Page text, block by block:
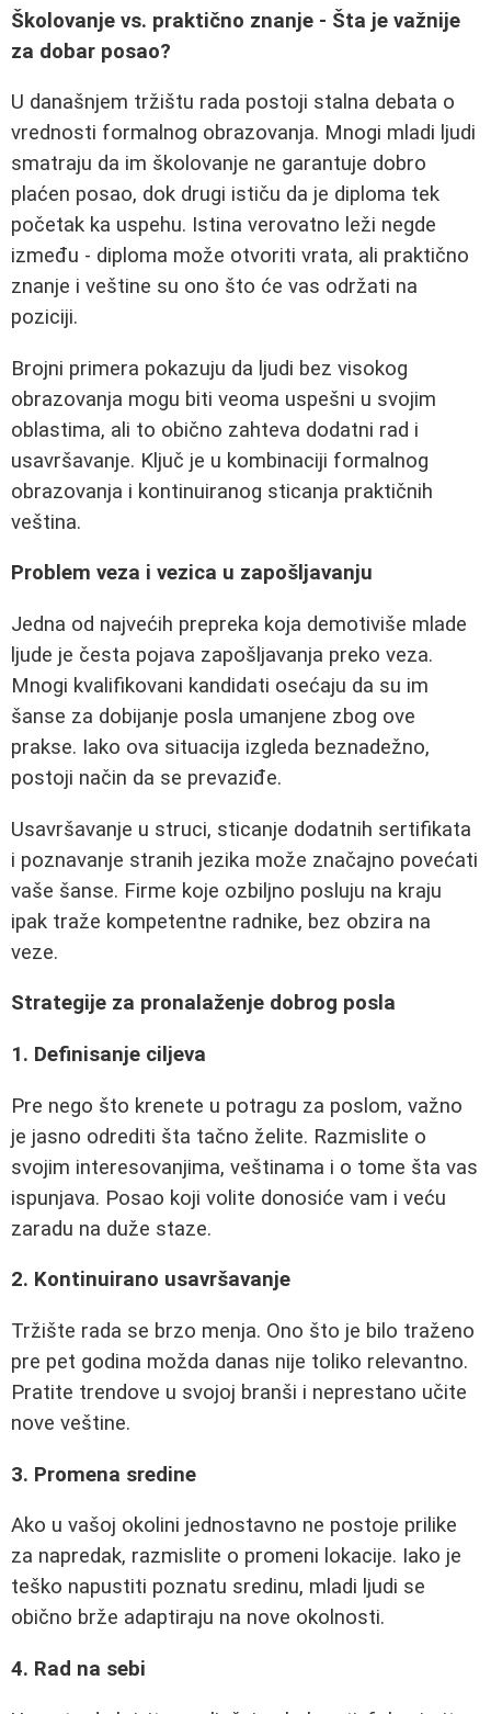
Školovanje vs. praktično znanje - Šta je važnije
za dobar posao?
U današnjem tržištu rada postoji stalna debata o
vrednosti formalnog obrazovanja. Mnogi mladi ljudi
smatraju da im školovanje ne garantuje dobro
plaćen posao, dok drugi ističu da je diploma tek
početak ka uspehu. Istina verovatno leži negde
između - diploma može otvoriti vrata, ali praktično
znanje i veštine su ono što će vas održati na
poziciji.
Brojni primera pokazuju da ljudi bez visokog
obrazovanja mogu biti veoma uspešni u svojim
oblastima, ali to obično zahteva dodatni rad i
usavršavanje. Ključ je u kombinaciji formalnog
obrazovanja i kontinuiranog sticanja praktičnih
veština.
Problem veza i vezica u zapošljavanju
Jedna od najvećih prepreka koja demotiviše mlade
ljude je česta pojava zapošljavanja preko veza.
Mnogi kvalifikovani kandidati osećaju da su im
šanse za dobijanje posla umanjene zbog ove
prakse. Iako ova situacija izgleda beznadežno,
postoji način da se prevaziđe.
Usavršavanje u struci, sticanje dodatnih sertifikata
i poznavanje stranih jezika može značajno povećati
vaše šanse. Firme koje ozbiljno posluju na kraju
ipak traže kompetentne radnike, bez obzira na
veze.
Strategije za pronalaženje dobrog posla
1. Definisanje ciljeva
Pre nego što krenete u potragu za poslom, važno
je jasno odrediti šta tačno želite. Razmislite o
svojim interesovanjima, veštinama i o tome šta vas
ispunjava. Posao koji volite donosiće vam i veću
zaradu na duže staze.
2. Kontinuirano usavršavanje
Tržište rada se brzo menja. Ono što je bilo traženo
pre pet godina možda danas nije toliko relevantno.
Pratite trendove u svojoj branši i neprestano učite
nove veštine.
3. Promena sredine
Ako u vašoj okolini jednostavno ne postoje prilike
za napredak, razmislite o promeni lokacije. Iako je
teško napustiti poznatu sredinu, mladi ljudi se
obično brže adaptiraju na nove okolnosti.
4. Rad na sebi